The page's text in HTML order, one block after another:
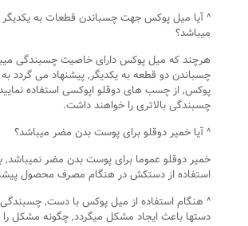
^ آیا میل پوکس جهت چسباندن قطعات به
میباشد؟
هرچند که میل پوکس دارای خاصیت چسبندگی
چسباندن دو قطعه به یکدیگر, پیشنهاد می گردد
پوکس, از چسب های دوقلو اپوکسی استفاده
چسبندگی بالاتری را خواهند داشت.
^ آیا خمیر دوقلو برای پوست بدن مضر میباشد؟
خمیر دوقلو عموما برای پوست بدن مضر نمیباشد,
استفاده از دستکش در هنگام مصرف محصول
^ هنگام استفاده از میل پوکس با دست, چسبندگی
دستها باعث ایجاد مشکل میگردد, چگونه مشکل را